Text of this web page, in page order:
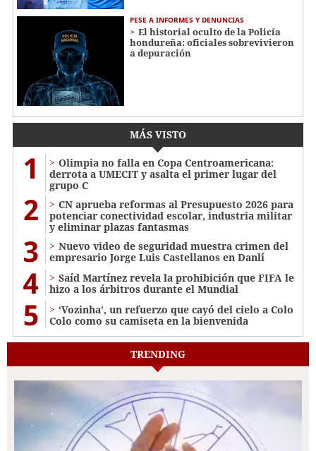
PESE A INFORMES Y DENUNCIAS
El historial oculto de la Policía
hondureña: oficiales sobrevivieron
a depuración
MÁS VISTO
1
Olimpia no falla en Copa Centroamericana:
derrota a UMECIT y asalta el primer lugar del
grupo C
2
CN aprueba reformas al Presupuesto 2026 para
potenciar conectividad escolar, industria militar
y eliminar plazas fantasmas
3
Nuevo video de seguridad muestra crimen del
empresario Jorge Luis Castellanos en Danlí
4
Saíd Martínez revela la prohibición que FIFA le
hizo a los árbitros durante el Mundial
5
‘Vozinha’, un refuerzo que cayó del cielo a Colo
Colo como su camiseta en la bienvenida
TRENDING